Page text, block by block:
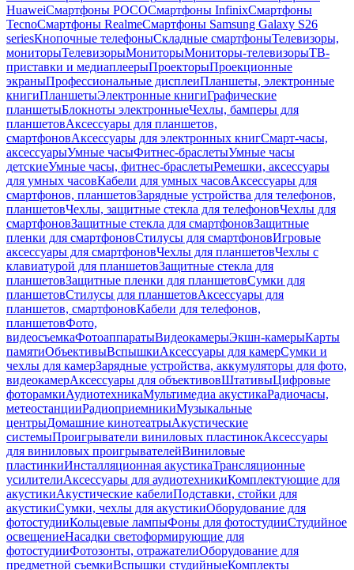
HuaweiСмартфоны POCOСмартфоны InfinixСмартфоны
TecnoСмартфоны RealmeСмартфоны Samsung Galaxy S26
seriesКнопочные телефоныСкладные смартфоныТелевизоры,
мониторыТелевизорыМониторыМониторы-телевизорыТВ-
приставки и медиаплеерыПроекторыПроекционные
экраныПрофессиональные дисплеиПланшеты, электронные
книгиПланшетыЭлектронные книгиГрафические
планшетыБлокноты электронныеЧехлы, бамперы для
планшетовАксессуары для планшетов,
смартфоновАксессуары для электронных книгСмарт-часы,
аксессуарыУмные часыФитнес-браслетыУмные часы
детскиеУмные часы, фитнес-браслетыРемешки, аксессуары
для умных часовКабели для умных часовАксессуары для
смартфонов, планшетовЗарядные устройства для телефонов,
планшетовЧехлы, защитные стекла для телефоновЧехлы для
смартфоновЗащитные стекла для смартфоновЗащитные
пленки для смартфоновСтилусы для смартфоновИгровые
аксессуары для смартфоновЧехлы для планшетовЧехлы с
клавиатурой для планшетовЗащитные стекла для
планшетовЗащитные пленки для планшетовСумки для
планшетовСтилусы для планшетовАксессуары для
планшетов, смартфоновКабели для телефонов,
планшетовФото,
видеосъемкаФотоаппаратыВидеокамерыЭкшн-камерыКарты
памятиОбъективыВспышкиАксессуары для камерСумки и
чехлы для камерЗарядные устройства, аккумуляторы для фото,
видеокамерАксессуары для объективовШтативыЦифровые
фоторамкиАудиотехникаМультимедиа акустикаРадиочасы,
метеостанцииРадиоприемникиМузыкальные
центрыДомашние кинотеатрыАкустические
системыПроигрыватели виниловых пластинокАксессуары
для виниловых проигрывателейВиниловые
пластинкиИнсталляционная акустикаТрансляционные
усилителиАксессуары для аудиотехникиКомплектующие для
акустикиАкустические кабелиПодставки, стойки для
акустикиСумки, чехлы для акустикиОборудование для
фотостудииКольцевые лампыФоны для фотостудииСтудийное
освещениеНасадки светоформирующие для
фотостудииФотозонты, отражателиОборудование для
предметной съемкиВспышки студийныеКомплекты